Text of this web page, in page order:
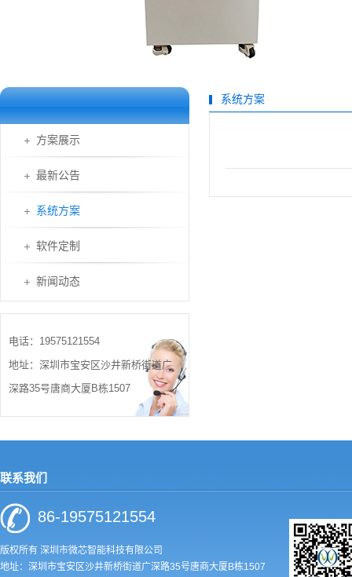
方案展示
最新公告
系统方案
软件定制
新闻动态
电话：19575121554
地址：深圳市宝安区沙井新桥街道广
深路35号唐商大厦B栋1507
系统方案
联系我们
86-19575121554
版权所有 深圳市微芯智能科技有限公司
地址：深圳市宝安区沙井新桥街道广深路35号唐商大厦B栋1507